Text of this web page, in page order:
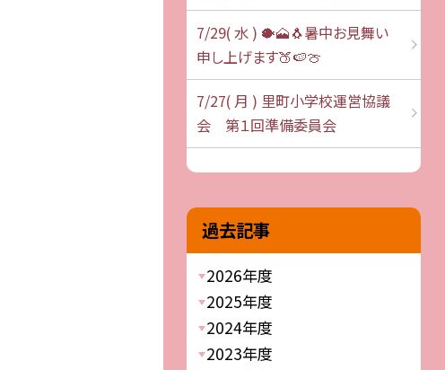
7/29( 水 ) 🐡🗻🐧暑中お見舞い
申し上げます🍑🍉🍈
7/27( 月 ) 里町小学校運営協議
会 第１回準備委員会
過去記事
2026年度
2025年度
2024年度
2023年度